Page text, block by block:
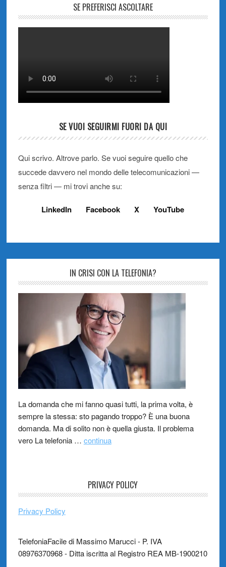
SE PREFERISCI ASCOLTARE
SE VUOI SEGUIRMI FUORI DA QUI
Qui scrivo. Altrove parlo. Se vuoi seguire quello che
succede davvero nel mondo delle telecomunicazioni —
senza filtri — mi trovi anche su:
LinkedIn Facebook X YouTube
IN CRISI CON LA TELEFONIA?
La domanda che mi fanno quasi tutti, la prima volta, è
sempre la stessa: sto pagando troppo? È una buona
domanda. Ma di solito non è quella giusta. Il problema
vero La telefonia … continua
PRIVACY POLICY
Privacy Policy
TelefoniaFacile di Massimo Marucci - P. IVA
08976370968 - Ditta iscritta al Registro REA MB-1900210